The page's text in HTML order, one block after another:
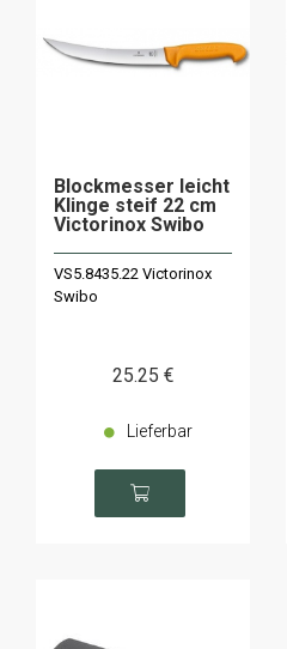
Blockmesser leicht
Klinge steif 22 cm
Victorinox Swibo
VS5.8435.22 Victorinox
Swibo
25.25 €
Lieferbar